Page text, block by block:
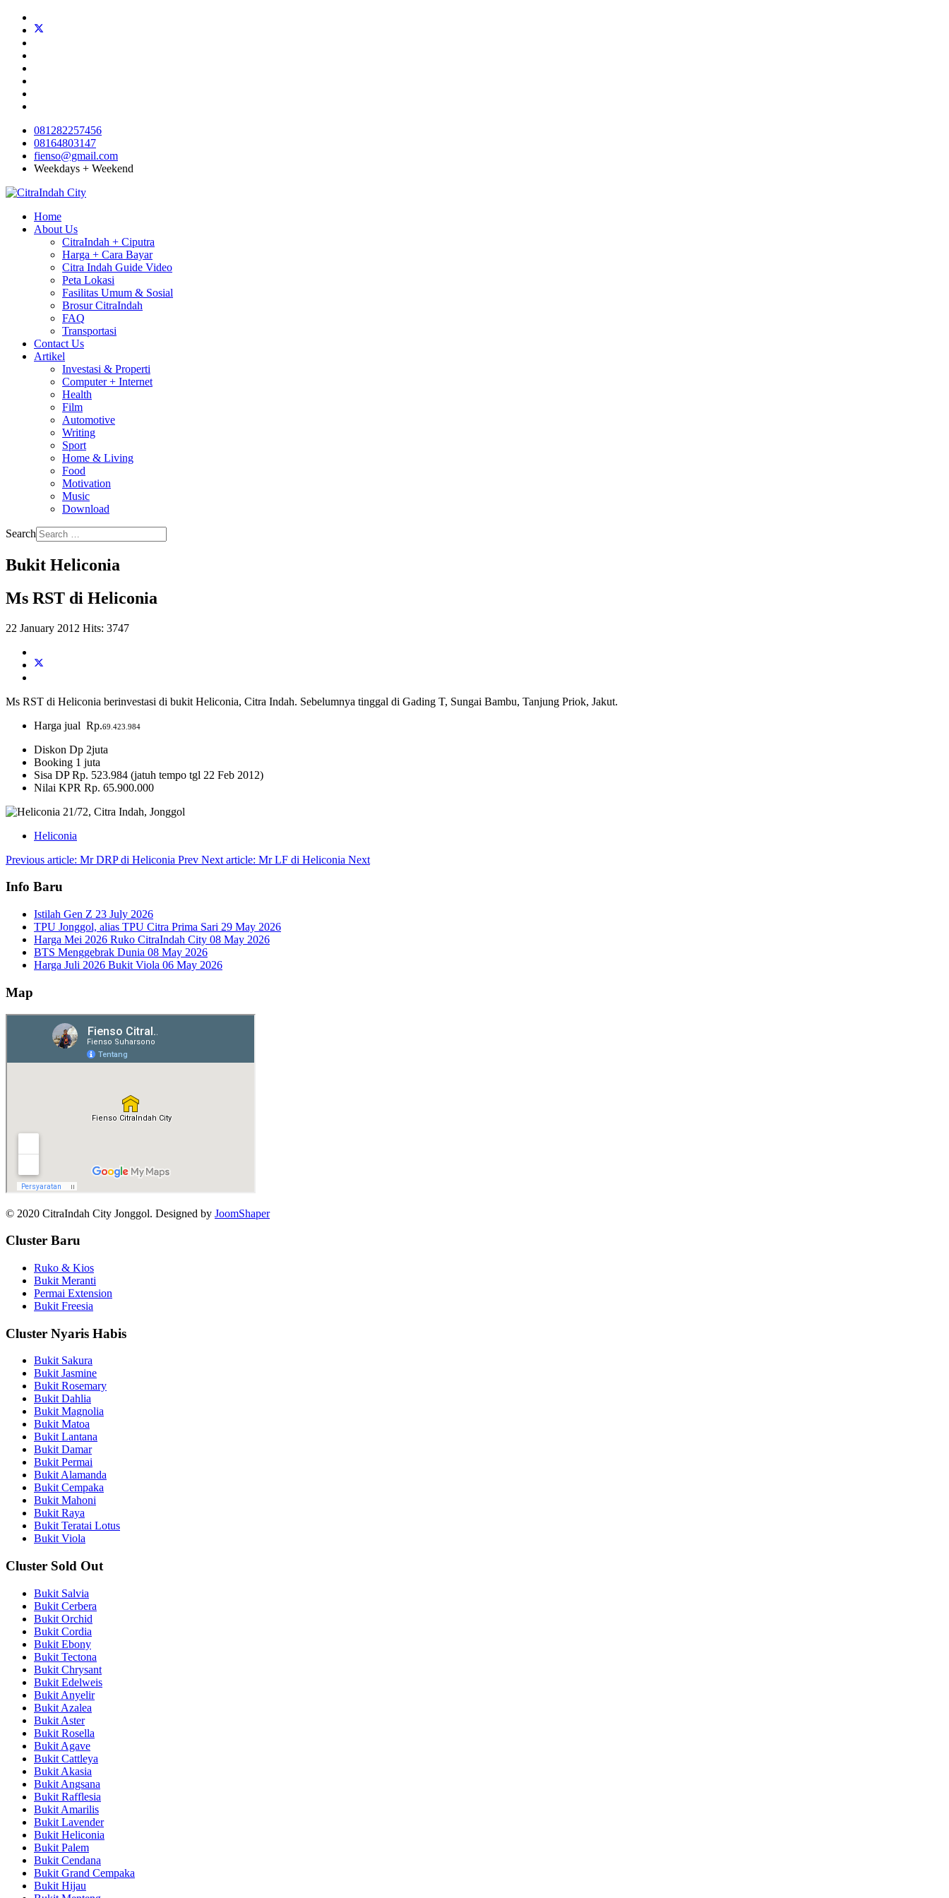
081282257456
08164803147
fienso@gmail.com
Weekdays + Weekend
Home
About Us
CitraIndah + Ciputra
Harga + Cara Bayar
Citra Indah Guide Video
Peta Lokasi
Fasilitas Umum & Sosial
Brosur CitraIndah
FAQ
Transportasi
Contact Us
Artikel
Investasi & Properti
Computer + Internet
Health
Film
Automotive
Writing
Sport
Home & Living
Food
Motivation
Music
Download
Search
Bukit Heliconia
Ms RST di Heliconia
22 January 2012 Hits: 3747
Ms RST di Heliconia berinvestasi di bukit Heliconia, Citra Indah. Sebelumnya tinggal di Gading T, Sungai Bambu, Tanjung Priok, Jakut.
Harga jual Rp.69.423.984
Diskon Dp 2juta
Booking 1 juta
Sisa DP Rp. 523.984 (jatuh tempo tgl 22 Feb 2012)
Nilai KPR Rp. 65.900.000
Heliconia
Previous article: Mr DRP di Heliconia Prev Next article: Mr LF di Heliconia Next
Info Baru
Istilah Gen Z 23 July 2026
TPU Jonggol, alias TPU Citra Prima Sari 29 May 2026
Harga Mei 2026 Ruko CitraIndah City 08 May 2026
BTS Menggebrak Dunia 08 May 2026
Harga Juli 2026 Bukit Viola 06 May 2026
Map
© 2020 CitraIndah City Jonggol. Designed by JoomShaper
Cluster Baru
Ruko & Kios
Bukit Meranti
Permai Extension
Bukit Freesia
Cluster Nyaris Habis
Bukit Sakura
Bukit Jasmine
Bukit Rosemary
Bukit Dahlia
Bukit Magnolia
Bukit Matoa
Bukit Lantana
Bukit Damar
Bukit Permai
Bukit Alamanda
Bukit Cempaka
Bukit Mahoni
Bukit Raya
Bukit Teratai Lotus
Bukit Viola
Cluster Sold Out
Bukit Salvia
Bukit Cerbera
Bukit Orchid
Bukit Cordia
Bukit Ebony
Bukit Tectona
Bukit Chrysant
Bukit Edelweis
Bukit Anyelir
Bukit Azalea
Bukit Aster
Bukit Rosella
Bukit Agave
Bukit Cattleya
Bukit Akasia
Bukit Angsana
Bukit Rafflesia
Bukit Amarilis
Bukit Lavender
Bukit Heliconia
Bukit Palem
Bukit Cendana
Bukit Grand Cempaka
Bukit Hijau